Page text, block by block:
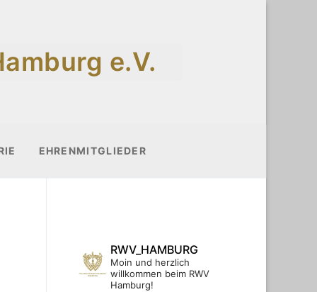
e.V.
EHRENMITGLIEDER
RWV_HAMBURG
Moin und herzlich
willkommen beim RWV
Hamburg!